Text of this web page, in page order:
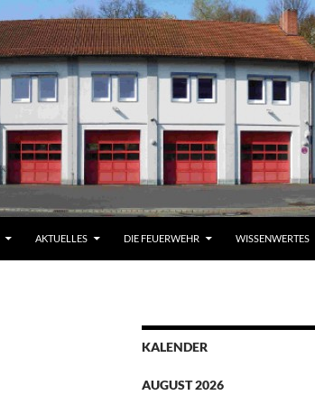
AKTUELLES DIE FEUERWEHR WISSENWERTES
KALENDER
AUGUST 2026